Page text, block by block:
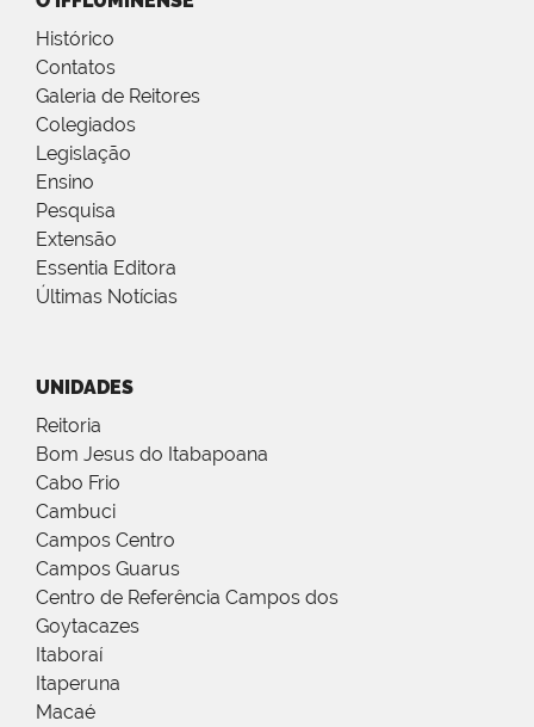
Histórico
Contatos
Galeria de Reitores
Colegiados
Legislação
Ensino
Pesquisa
Extensão
Essentia Editora
Últimas Notícias
UNIDADES
Reitoria
Bom Jesus do Itabapoana
Cabo Frio
Cambuci
Campos Centro
Campos Guarus
Centro de Referência Campos dos
Goytacazes
Itaboraí
Itaperuna
Macaé